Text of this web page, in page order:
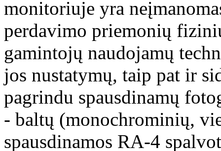
monitoriuje yra
perdavimo priemonių
gamintojų naudojamų
jos nustatymų, taip pat ir
pagrindu spausdinamų
- baltų (monochrominių,
spausdinamos RA-4